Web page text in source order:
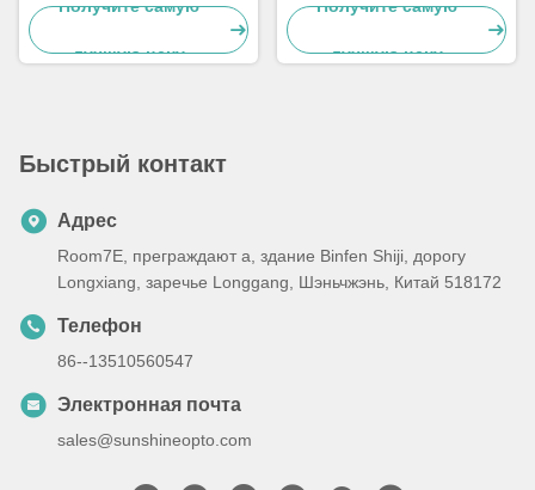
модуль уличного
освещения с линзой угла
луча типа III-M и печатной
Получите самую
лучшую цену
3030 уличного света
Получите самую
лучшую цену
Быстрый контакт
Адрес
Room7E, преграждают a, здание Binfen Shiji, дорогу
Longxiang, заречье Longgang, Шэньчжэнь, Китай 518172
Телефон
86--13510560547
Электронная почта
sales@sunshineopto.com